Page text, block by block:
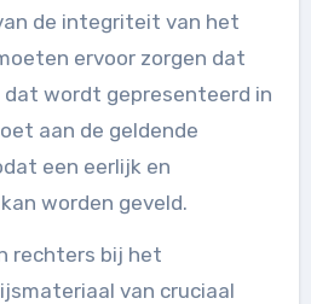
de integriteit van het
ervoor zorgen dat
wordt gepresenteerd in
aan de geldende
een eerlijk en
worden geveld.
rechters bij het
van cruciaal